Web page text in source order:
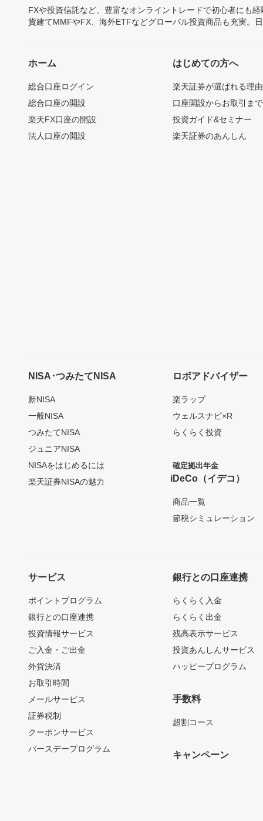
FXや投資信託など、豊富なオンライントレードで初心者にも
貨建てMMFやFX、海外ETFなどグローバル投資商品も充実。
ホーム
総合口座ログイン
総合口座の開設
楽天FX口座の開設
法人口座の開設
はじめての方へ
楽天証券が選ばれる理由
口座開設からお取引ま
投資ガイド&セミナー
楽天証券のあんしん
NISA･つみたてNISA
新NISA
一般NISA
つみたてNISA
ジュニアNISA
NISAをはじめるには
楽天証券NISAの魅力
ロボアドバイザー
楽ラップ
ウェルスナビ×R
らくらく投資
確定拠出年金
iDeCo（イデコ）
商品一覧
節税シミュレーション
サービス
ポイントプログラム
銀行との口座連携
投資情報サービス
ご入金・ご出金
外貨決済
お取引時間
メールサービス
証券税制
クーポンサービス
バースデープログラム
銀行との口座連携
らくらく入金
らくらく出金
残高表示サービス
投資あんしんサービス
ハッピープログラム
手数料
超割コース
キャンペーン